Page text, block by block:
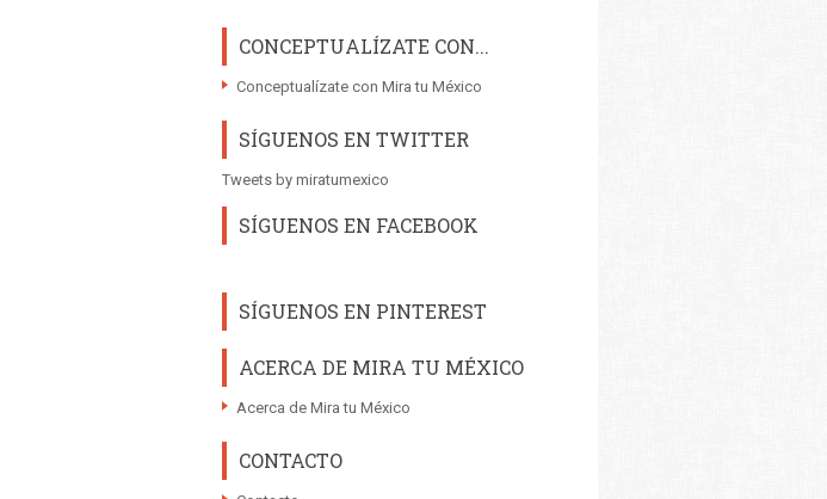
CONCEPTUALÍZATE CON...
Conceptualízate con Mira tu México
SÍGUENOS EN TWITTER
Tweets by miratumexico
SÍGUENOS EN FACEBOOK
SÍGUENOS EN PINTEREST
ACERCA DE MIRA TU MÉXICO
Acerca de Mira tu México
CONTACTO